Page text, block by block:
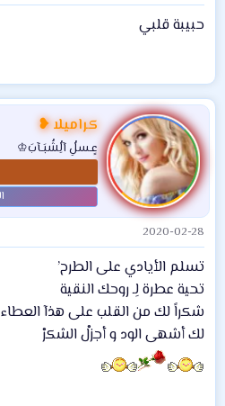
حبيبة قلبي
كراميلا ❥
عٍـسلُِ آلُِشُبَـآبَ♔
2020-02-28
تسلم الأيادي على الطرح’
تحية عطرة لِـ روحك النقية
شكراً لك من القلب على هذآ العطاء
لك أشهى الود و أجزلْ الشكرْ